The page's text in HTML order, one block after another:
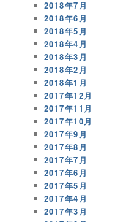
2018年7月
2018年6月
2018年5月
2018年4月
2018年3月
2018年2月
2018年1月
2017年12月
2017年11月
2017年10月
2017年9月
2017年8月
2017年7月
2017年6月
2017年5月
2017年4月
2017年3月